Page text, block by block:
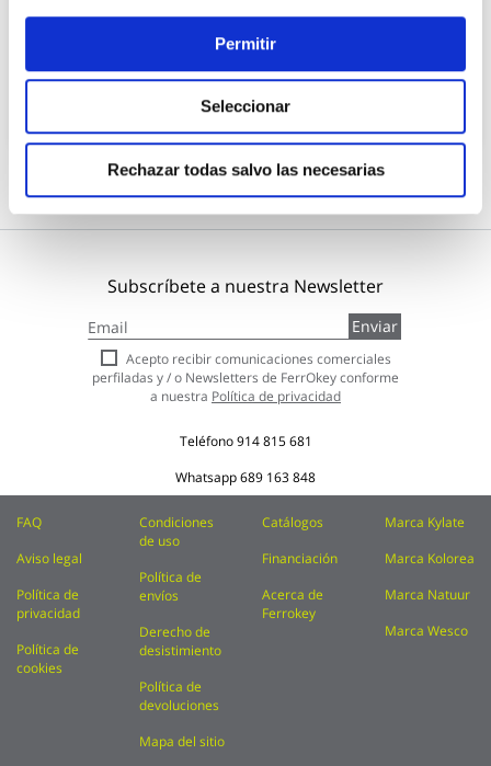
Permitir
Seleccionar
Rechazar todas salvo las necesarias
16,46 €
Añadir al carrito
Subscríbete a nuestra Newsletter
a
nuestro
boletín
de
Enviar
Acepto recibir comunicaciones comerciales
perfiladas y / o Newsletters de FerrOkey conforme
a nuestra Política de privacidad
Teléfono914 815 681
Whatsapp689 163 848
FAQ
Aviso legal
Política de
privacidad
Política de
cookies
Condiciones
de uso
Política de
envíos
Derecho de
desistimiento
Política de
devoluciones
Mapa del sitio
Catálogos
Financiación
Acerca de
Ferrokey
Marca Kylate
Marca Kolorea
Marca Natuur
Marca Wesco